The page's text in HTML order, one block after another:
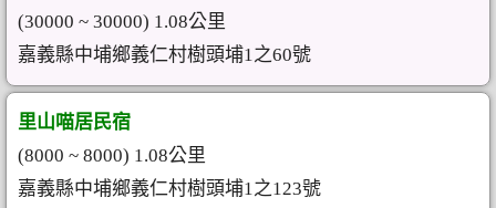
(30000 ~ 30000) 1.08公里
嘉義縣中埔鄉義仁村樹頭埔1之60號
里山喵居民宿
(8000 ~ 8000) 1.08公里
嘉義縣中埔鄉義仁村樹頭埔1之123號